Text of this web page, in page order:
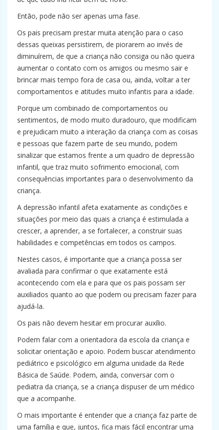
Então, pode não ser apenas uma fase.
Os pais precisam prestar muita atenção para o caso
dessas queixas persistirem, de piorarem ao invés de
diminuírem, de que a criança não consiga ou não queira
aumentar o contato com os amigos ou mesmo sair e
brincar mais tempo fora de casa ou, ainda, voltar a ter
comportamentos e atitudes muito infantis para a idade.
Porque um combinado de comportamentos ou
sentimentos, de modo muito duradouro, que modificam
e prejudicam muito a interação da criança com as coisas
e pessoas que fazem parte de seu mundo, podem
sinalizar que estamos frente a um quadro de depressão
infantil, que traz muito sofrimento emocional, com
consequências importantes para o desenvolvimento da
criança.
A depressão infantil afeta exatamente as condições e
situações por meio das quais a criança é estimulada a
crescer, a aprender, a se fortalecer, a construir suas
habilidades e competências em todos os campos.
Nestes casos, é importante que a criança possa ser
avaliada para confirmar o que exatamente está
acontecendo com ela e para que os pais possam ser
auxiliados quanto ao que podem ou precisam fazer para
ajudá-la.
Os pais não devem hesitar em procurar auxílio.
Podem falar com a orientadora da escola da criança e
solicitar orientação e apoio. Podem buscar atendimento
pediátrico e psicológico em alguma unidade da Rede
Básica de Saúde. Podem, ainda, conversar com o
pediatra da criança, se a criança dispuser de um médico
que a acompanhe.
O mais importante é entender que a criança faz parte de
uma família e que, juntos, fica mais fácil encontrar uma